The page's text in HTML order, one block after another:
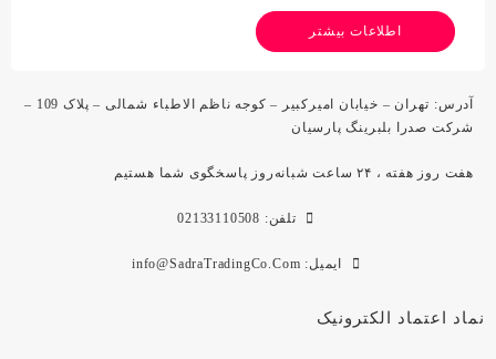
اطلاعات بیشتر
آدرس: تهران – خیابان امیرکبیر – کوجه ناظم الاطباء شمالی – پلاک 109 –
شرکت صدرا بلبرینگ پارسیان
هفت روز هفته ، ۲۴ ساعت شبانه‌روز پاسخگوی شما هستیم
تلفن: 02133110508
ایمیل: info@SadraTradingCo.Com
نماد اعتماد الکترونیک